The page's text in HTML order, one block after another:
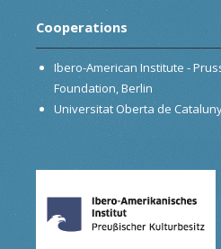
Cooperations
Ibero-American Institute -
Foundation, Berlin
Universitat Oberta de